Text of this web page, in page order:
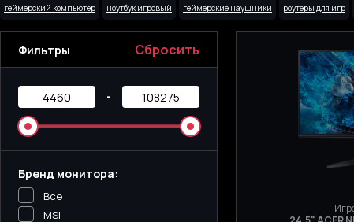
геймерский компьютер ноутбук игровый геймерские наушники роутеры для игр
Фильтры Сбросить
-
Бренд монитора:
Все
MSI